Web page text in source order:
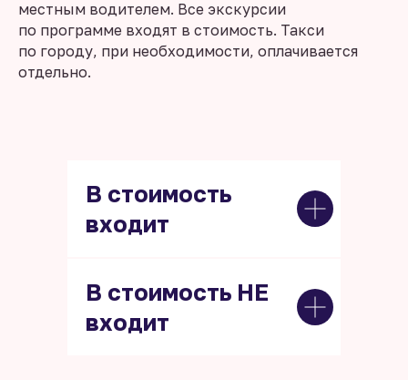
местным водителем. Все экскурсии
по программе входят в стоимость. Такси
по городу, при необходимости, оплачивается
отдельно.
В стоимость
входит
В стоимость НЕ
входит